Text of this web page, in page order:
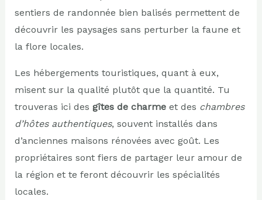
sentiers de randonnée bien balisés permettent de
découvrir les paysages sans perturber la faune et
la flore locales.
Les hébergements touristiques, quant à eux,
misent sur la qualité plutôt que la quantité. Tu
trouveras ici des gîtes de charmeet des chambres
d’hôtes authentiques, souvent installés dans
d’anciennes maisons rénovées avec goût. Les
propriétaires sont fiers de partager leur amour de
la région et te feront découvrir les spécialités
locales.